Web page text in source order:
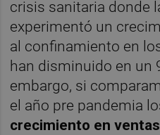
crisis sanitaria donde
experimentó un
al confinamiento en
han disminuido en un
embargo, si
el año pre pandemia
crecimiento en